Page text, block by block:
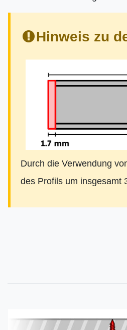
Hinweis zu
Durch die Verwendung
des Profils um insgesamt